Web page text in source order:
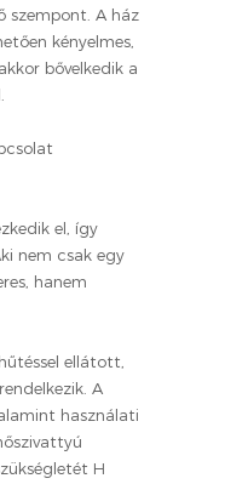
szempont. A ház
kényelmes,
bővelkedik a
el, így
nem csak egy
hanem
ellátott,
A
használati
H